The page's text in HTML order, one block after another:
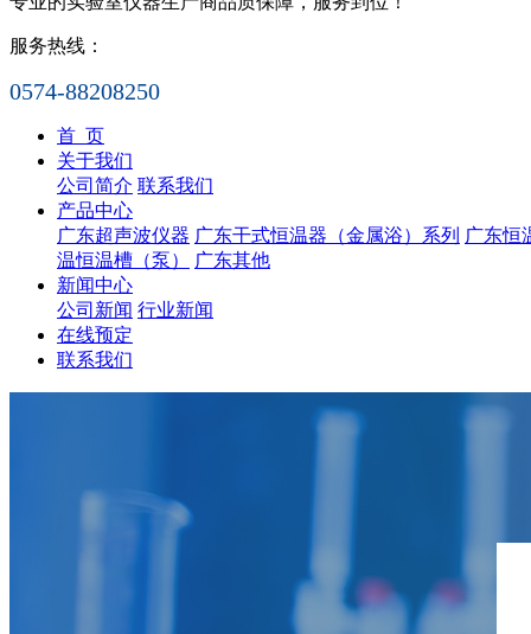
服务热线：
0574-88208250
首 页
关于我们
公司简介 联系我们
产品中心
广东超声波仪器 广东干式恒温器（金属浴）系列 广东恒
温恒温槽（泵）
广东其他
新闻中心
公司新闻 行业新闻
在线预定
联系我们